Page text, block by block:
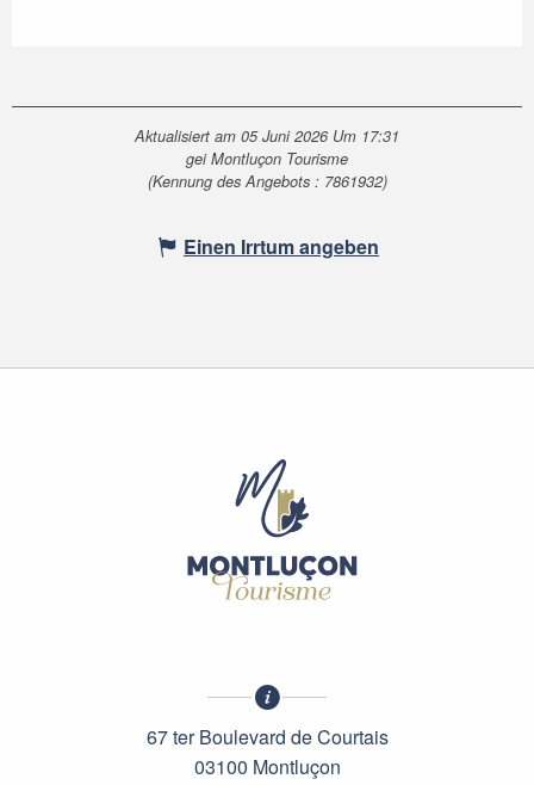
Aktualisiert am 05 Juni 2026 Um 17:31
gei Montluçon Tourisme
(Kennung des Angebots : 7861932)
Einen Irrtum angeben
67 ter Boulevard de Courtais
03100 Montluçon